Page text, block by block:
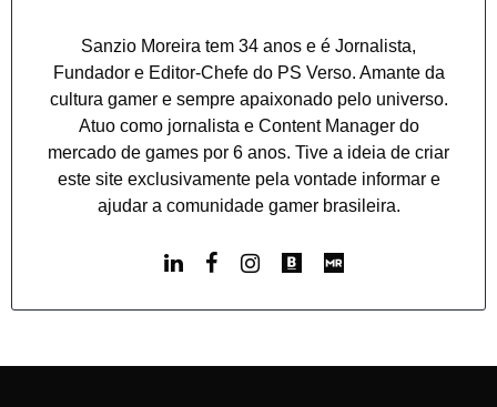
Sanzio Moreira tem 34 anos e é Jornalista,
Fundador e Editor-Chefe do PS Verso. Amante da
cultura gamer e sempre apaixonado pelo universo.
Atuo como jornalista e Content Manager do
mercado de games por 6 anos. Tive a ideia de criar
este site exclusivamente pela vontade informar e
ajudar a comunidade gamer brasileira.